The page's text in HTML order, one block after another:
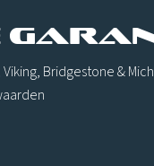
Bridgestone &